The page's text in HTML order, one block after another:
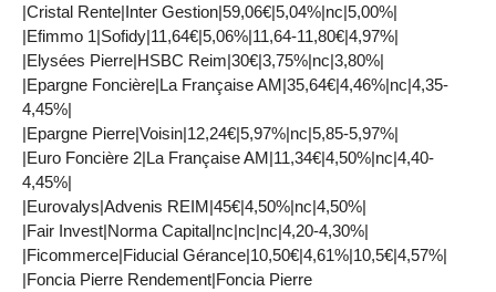
|Cristal Rente|Inter Gestion|59,06€|5,04%|nc|5,00%|
|Efimmo 1|Sofidy|11,64€|5,06%|11,64-11,80€|4,97%|
|Elysées Pierre|HSBC Reim|30€|3,75%|nc|3,80%|
|Epargne Foncière|La Française AM|35,64€|4,46%|nc|4,35-
4,45%|
|Epargne Pierre|Voisin|12,24€|5,97%|nc|5,85-5,97%|
|Euro Foncière 2|La Française AM|11,34€|4,50%|nc|4,40-
4,45%|
|Eurovalys|Advenis REIM|45€|4,50%|nc|4,50%|
|Fair Invest|Norma Capital|nc|nc|nc|4,20-4,30%|
|Ficommerce|Fiducial Gérance|10,50€|4,61%|10,5€|4,57%|
|Foncia Pierre Rendement|Foncia Pierre